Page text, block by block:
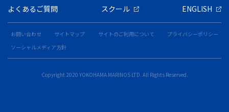
よくあるご質問 スクール ENGLISH
お問い合わせ サイトマップ サイトのご利用について
プライバシーポリシー
ソーシャルメディア方針
Copyright 2020 YOKOHAMA MARINOS LTD. All Rights Reserved.